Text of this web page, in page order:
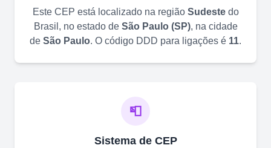
Este CEP está localizado na região Sudestedo
Brasil, no estado de São Paulo(SP), na cidade
de São Paulo. O código DDD para ligações é 11.
📮
Sistema de CEP